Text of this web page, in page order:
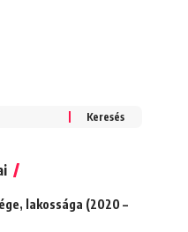
lakossága (2020 –